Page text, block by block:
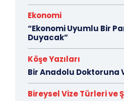
Ekonomi
“Ekonomi Uyumlu Bir
Duyacak”
Köşe Yazıları
Bir Anadolu Doktoruna
Bireysel Vize Türleri ve